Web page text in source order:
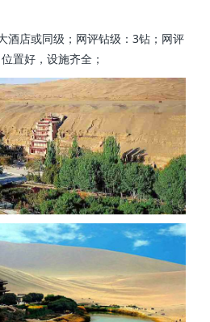
酒店或同级；网评钻级：3钻；网评
置好，设施齐全；